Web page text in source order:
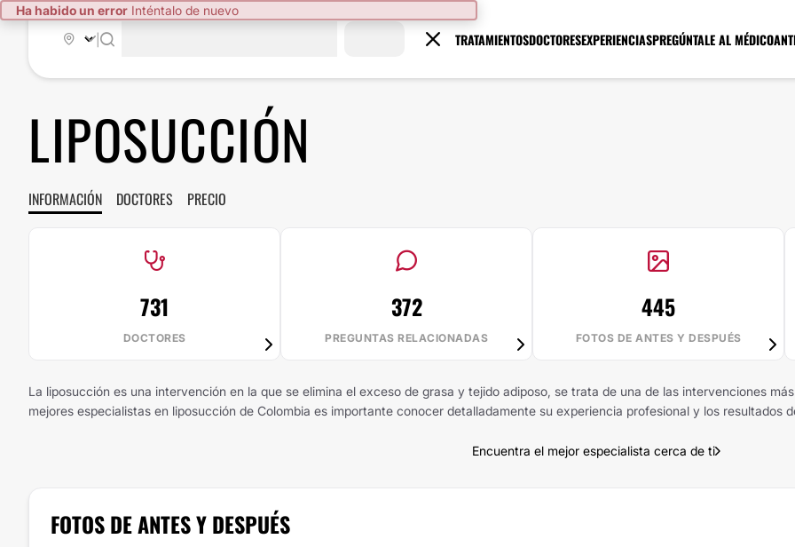
Ha habido un error Inténtalo de nuevo
TRATAMIENTOSDOCTORESEXPERIENCIASPREGÚNTALE AL MÉDICO
LIPOSUCCIÓN
INFORMACIÓN DOCTORES PRECIO
731
DOCTORES
372
PREGUNTAS RELACIONADAS
445
FOTOS DE ANTES Y DESPUÉS
La liposucción es una intervención en la que se elimina el exceso de grasa y tejido adiposo, se trata de una de las intervenciones
mejores especialistas en liposucción de Colombia es importante conocer detalladamente su experiencia profesional y los resultados
Encuentra el mejor especialista cerca de ti
FOTOS DE ANTES Y DESPUÉS